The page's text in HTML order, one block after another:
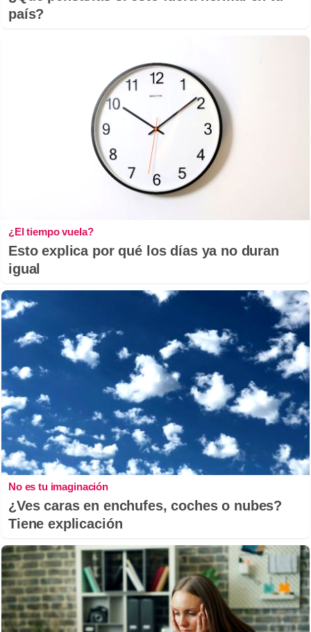
país?
¿El tiempo vuela?
Esto explica por qué los días ya no duran
igual
No es tu imaginación
¿Ves caras en enchufes, coches o nubes?
Tiene explicación